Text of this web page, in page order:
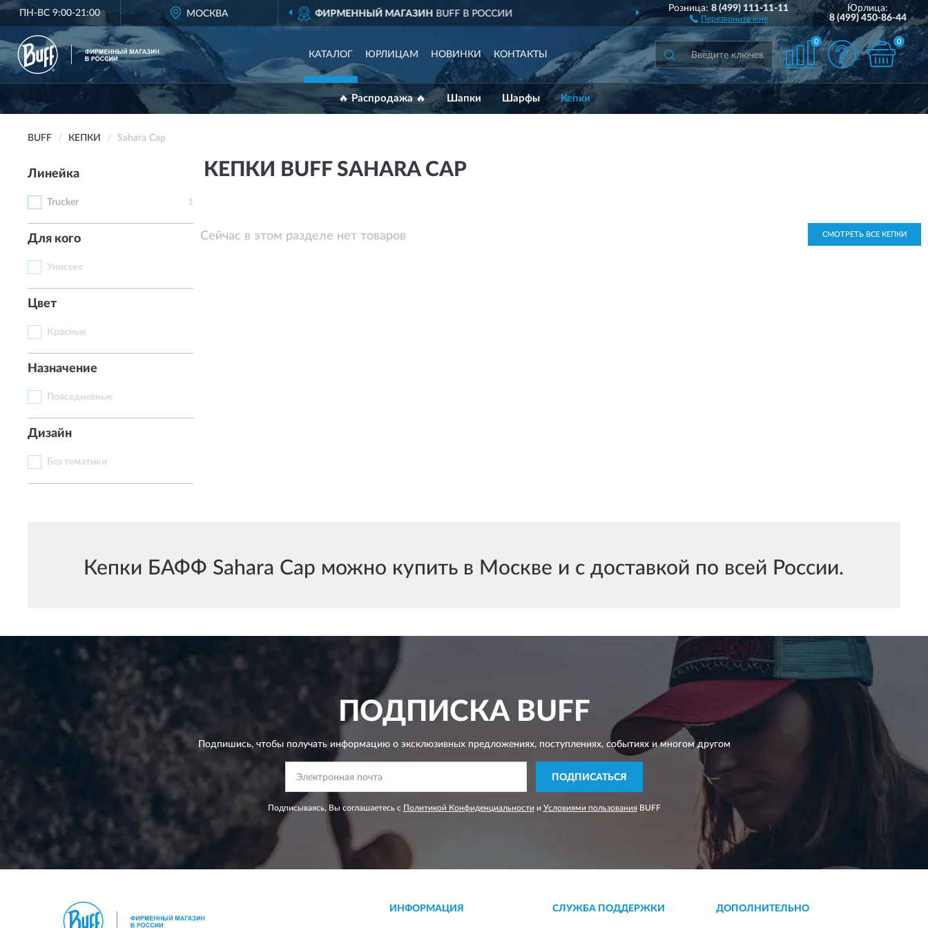
ПН-ВС 9:00-21:00 МОСКВА
ФИРМЕННЫЙ МАГАЗИН BUFF В РОССИИ ПО ВСЕЙ РОССИИ
Розница:8 (499) 111-11-11
Перезвоните мне
Юрлица:
8 (499) 450-86-44
КАТАЛОГ ЮРЛИЦАМ НОВИНКИ КОНТАКТЫ
0 0
🔥 Распродажа 🔥 Шапки Шарфы Кепки
BUFF КЕПКИ Sahara Cap
Линейка
Trucker 1
Для кого
Унисекс
Цвет
Красные
Назначение
Повседневные
Дизайн
Без тематики
КЕПКИ BUFF SAHARA CAP
Сейчас в этом разделе нет товаров СМОТРЕТЬ ВСЕ КЕПКИ
Кепки БАФФ Sahara Cap можно купить в Москве и с доставкой по всей России.
ПОДПИСКАBUFF
Подпишись, чтобы получать информацию о эксклюзивных предложениях,поступлениях, событиях и многом другом
ПОДПИСАТЬСЯ
Подписываясь, Вы соглашаетесь с Политикой Конфиденциальности и Условиями пользованияBUFF
ИНФОРМАЦИЯ СЛУЖБА ПОДДЕРЖКИ ДОПОЛНИТЕЛЬНО